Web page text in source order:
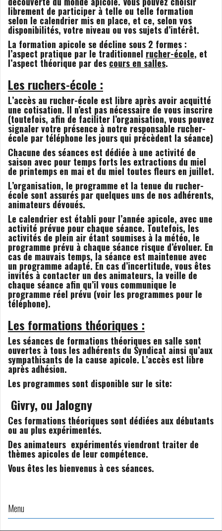
librement de participer à telle ou telle formation
selon le calendrier mis en place, et ce, selon vos
disponibilités, votre niveau ou vos sujets d’intérêt.
La formation apicole se décline sous 2 formes :
l’aspect pratique par le traditionnel rucher-école, et
l’aspect théorique par des cours en salles.
Les ruchers-école :
L’accès au rucher-école est libre après avoir acquitté
une cotisation. Il n’est pas nécessaire de vous inscrire
(toutefois, afin de faciliter l’organisation, vous pouvez
signaler votre présence à notre responsable rucher-
école par téléphone les jours qui précèdent la séance)
Chacune des séances est dédiée à une activité de
saison avec pour temps forts les extractions du miel
de printemps en mai et du miel toutes fleurs en juillet.
L’organisation, le programme et la tenue du rucher-
école sont assurés par quelques uns de nos adhérents,
animateurs dévoués.
Le calendrier est établi pour l’année apicole, avec une
activité prévue pour chaque séance. Toutefois, les
activités de plein air étant soumises à la météo, le
programme prévu à chaque séance risque d’évoluer. En
cas de mauvais temps, la séance est maintenue avec
un programme adapté. En cas d’incertitude, vous êtes
invités à contacter un des animateurs, la veille de
chaque séance afin qu’il vous communique le
programme réel prévu (voir les programmes pour le
téléphone).
Les formations théoriques :
Les séances de formations théoriques en salle sont
ouvertes à tous les adhérents du Syndicat ainsi qu’aux
sympathisants de la cause apicole. L’accès est libre
après adhésion.
Les programmes sont disponible sur le site:
Givry, ou Jalogny
Ces formations théoriques sont dédiées aux débutants
ou au plus expérimentés.
Des animateurs expérimentés viendront traiter de
thèmes apicoles de leur compétence.
Vous êtes les bienvenus à ces séances.
Menu